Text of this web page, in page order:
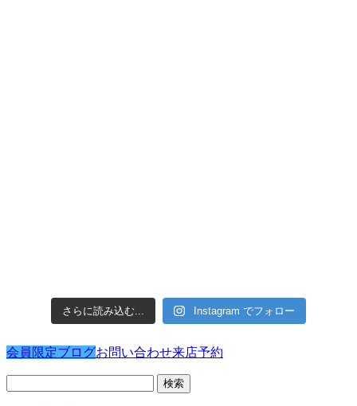
さらに読み込む... Instagram でフォロー
会員限定ブログお問い合わせ来店予約